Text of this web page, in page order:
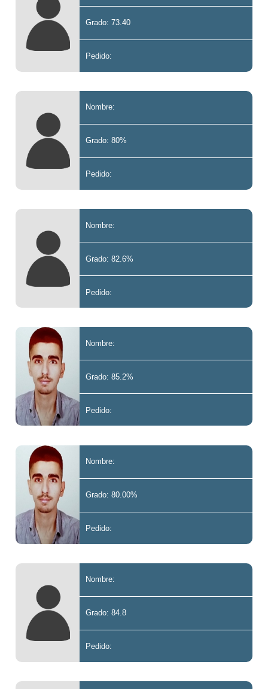
Grado: 73.40
Pedido:
Nombre:
Grado: 80%
Pedido:
Nombre:
Grado: 82.6%
Pedido:
Nombre:
Grado: 85.2%
Pedido:
Nombre:
Grado: 80.00%
Pedido:
Nombre:
Grado: 84.8
Pedido: